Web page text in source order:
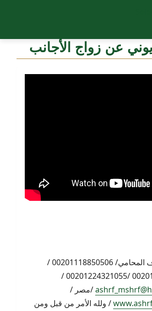
عن زواج الأجانب
اشرف مشرف المحامي/ 00201118850506 /
/مصر /
/ ولله الأمر من قبل ومن